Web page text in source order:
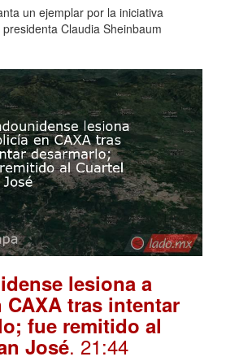
un ejemplar por la iniciativa
Claudia Sheinbaum
lesiona a
tras intentar
fue remitido al
José. 21:44